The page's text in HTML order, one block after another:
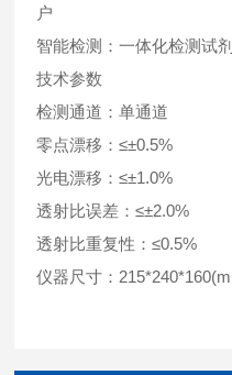
户
智能检测：一体化检测试
技术参数
检测通道：单通道
零点漂移：≤±0.5%
光电漂移：≤±1.0%
透射比误差：≤±2.0%
透射比重复性：≤0.5%
仪器尺寸：